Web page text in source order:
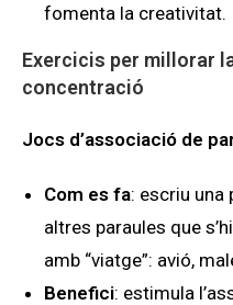
fomenta la creativitat.
Exercicis per millorar
concentració
Jocs d’associació de
Com es fa: escriu una
altres paraules que
amb “viatge”: avió,
Benefici: estimula